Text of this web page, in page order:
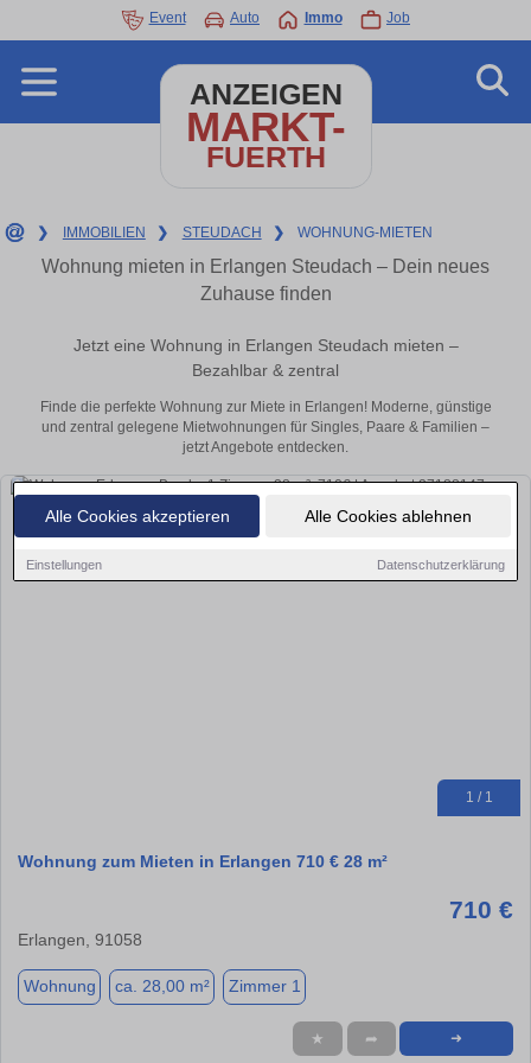
Alle Cookies akzeptieren Alle Cookies ablehnen
Einstellungen Datenschutzerklärung
Event Auto Immo Job
ANZEIGEN
MARKT-
FUERTH
❯ IMMOBILIEN ❯ STEUDACH ❯ WOHNUNG-MIETEN
Wohnung mieten in Erlangen Steudach – Dein neues
Zuhause finden
Jetzt eine Wohnung in Erlangen Steudach mieten –
Bezahlbar & zentral
Finde die perfekte Wohnung zur Miete in Erlangen! Moderne, günstige
und zentral gelegene Mietwohnungen für Singles, Paare & Familien –
jetzt Angebote entdecken.
1 / 1
Wohnung zum Mieten in Erlangen 710 € 28 m²
710 €
Erlangen, 91058
Wohnung ca. 28,00 m² Zimmer 1
★ ➦ ➜